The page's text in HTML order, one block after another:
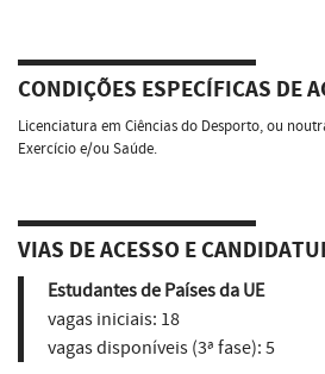
CONDIÇÕES ESPECÍFICAS DE
Licenciatura em Ciências do Desporto, ou
Exercício e/ou Saúde.
VIAS DE ACESSO E
Estudantes de Países da UE
vagas iniciais: 18
vagas disponíveis (3ª fase): 5